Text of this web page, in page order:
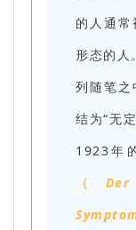
的人通
形态的人
列随笔之
结为“无
1923年
（